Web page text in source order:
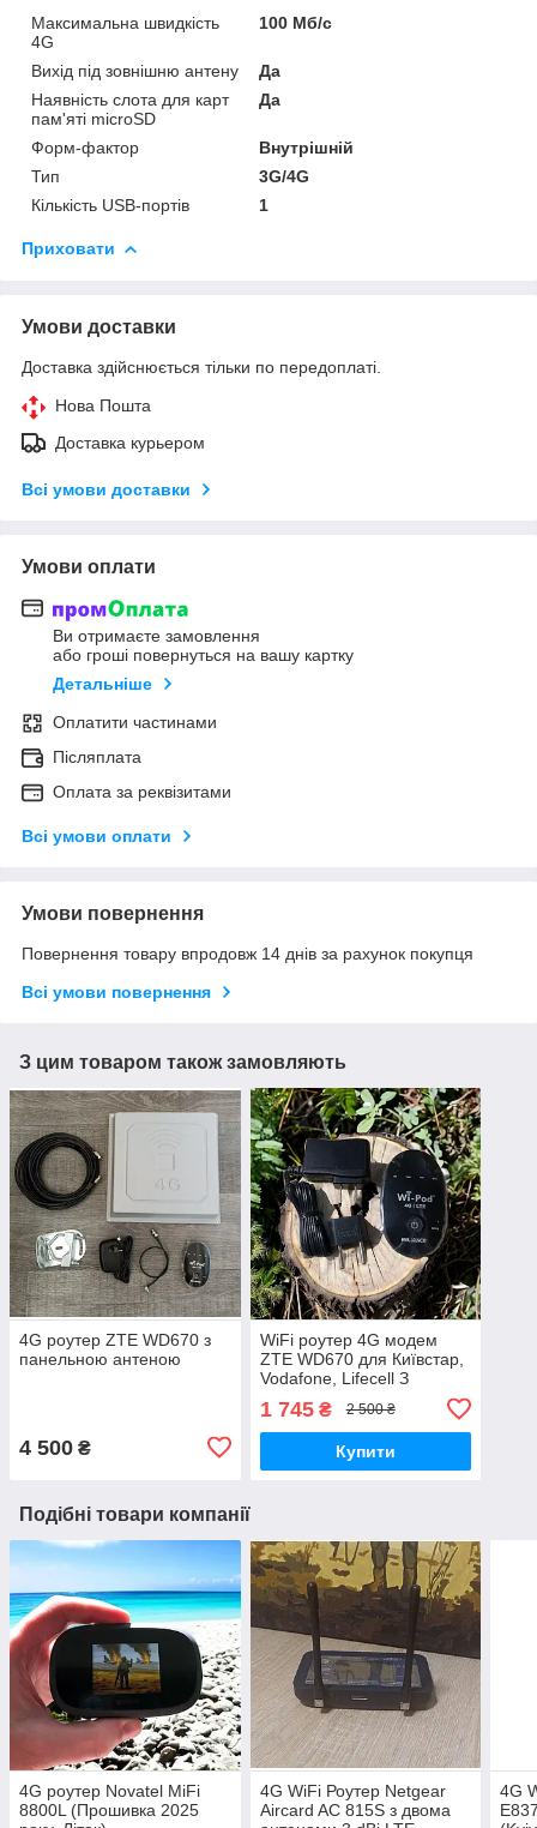
Максимальна швидкість
4G
100 Мб/с
Вихід під зовнішню антену
Да
Наявність слота для карт
пам'яті microSD
Да
Форм-фактор
Внутрішній
Тип
3G/4G
Кількість USB-портів
1
Приховати
Умови доставки
Доставка здійснюється тільки по передоплаті.
Нова Пошта
Доставка курьером
Всі умови доставки
Умови оплати
Ви отримаєте замовлення
або гроші повернуться на вашу картку
Детальніше
Оплатити частинами
Післяплата
Оплата за реквізитами
Всі умови оплати
Умови повернення
Повернення товару впродовж 14 днів за рахунок покупця
Всі умови повернення
З цим товаром також замовляють
4G роутер ZTE WD670 з
панельною антеною
4 500 ₴
WiFi роутер 4G модем
ZTE WD670 для Київстар,
Vodafone, Lifecell З
1 745₴ 2 500 ₴
Купити
Подібні товари компанії
4G роутер Novatel MiFi
8800L (Прошивка 2025
4G WiFi Роутер Netgear
Aircard AC 815S з двома
4G